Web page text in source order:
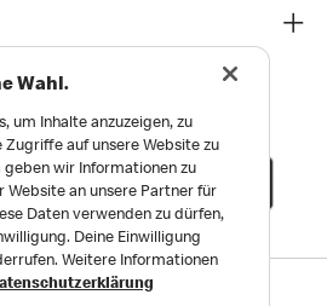
Datenschutz
Wahl.
um Inhalte anzuzeigen, zu
Zugriffe auf unsere Website zu
geben wir Informationen zu
Website an unsere Partner für
Daten verwenden zu dürfen,
Deine Einwilligung
Weitere Informationen